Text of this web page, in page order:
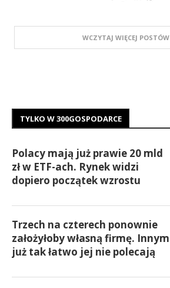
WCZYTAJ WIĘCEJ POSTÓW
TYLKO W 300GOSPODARCE
Polacy mają już prawie 20 mld
zł w ETF-ach. Rynek widzi
dopiero początek wzrostu
Trzech na czterech ponownie
założyłoby własną firmę. Innym
już tak łatwo jej nie polecają